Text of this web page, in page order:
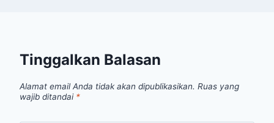
Tinggalkan Balasan
Alamat email Anda tidak akan dipublikasikan. Ruas yang
wajib ditandai *